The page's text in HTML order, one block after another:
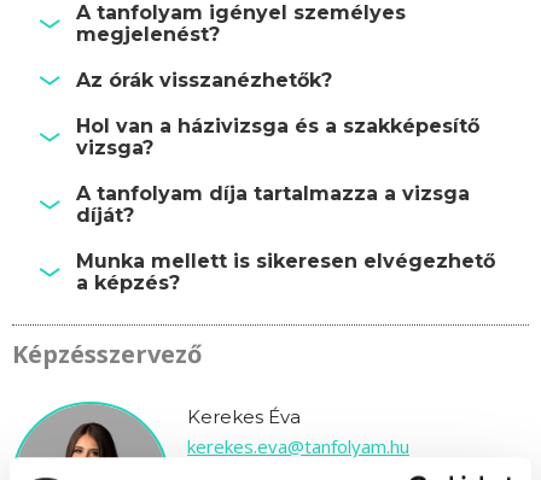
A tanfolyam igényel személyes
megjelenést?
Az órák visszanézhetők?
Hol van a házivizsga és a szakképesítő
vizsga?
A tanfolyam díja tartalmazza a vizsga
díját?
Munka mellett is sikeresen elvégezhető
a képzés?
Képzésszervező
Kerekes Éva
kerekes.eva@tanfolyam.hu